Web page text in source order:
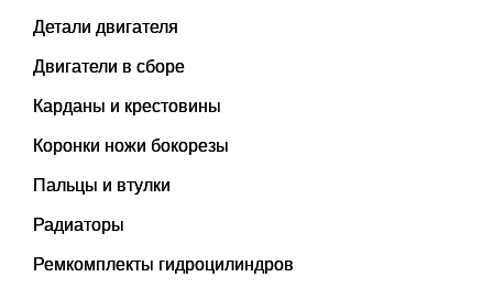
Детали двигателя
Двигатели в сборе
Карданы и крестовины
Коронки ножи бокорезы
Пальцы и втулки
Радиаторы
Ремкомплекты гидроцилиндров